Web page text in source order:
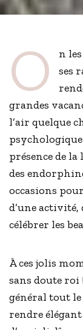
O
n
ses
grandes
l’air quelque
psychologique
présence de
des
occasions
d’une activité,
célébrer les
À ces jolis
sans doute
général tout le
rendre élégant